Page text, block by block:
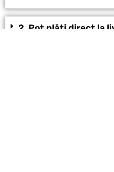
2. Pot plăti direct la